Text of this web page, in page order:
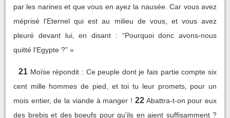
par les narines et que vous en ayez la nausée. Car vous avez
méprisé l'Eternel qui est au milieu de vous, et vous avez
pleuré devant lui, en disant : “Pourquoi donc avons-nous
quitté l'Egypte ?” »
21 Moïse répondit : Ce peuple dont je fais partie compte six
cent mille hommes de pied, et toi tu leur promets, pour un
mois entier, de la viande à manger ! 22 Abattra-t-on pour eux
des brebis et des boeufs pour qu'ils en aient suffisamment ?